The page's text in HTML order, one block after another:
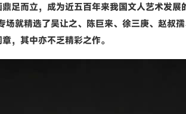
足而立，成为近五百年来我国文人艺术发展
就精选了吴让之、陈巨来、徐三庚、赵叔
，其中亦不乏精彩之作。